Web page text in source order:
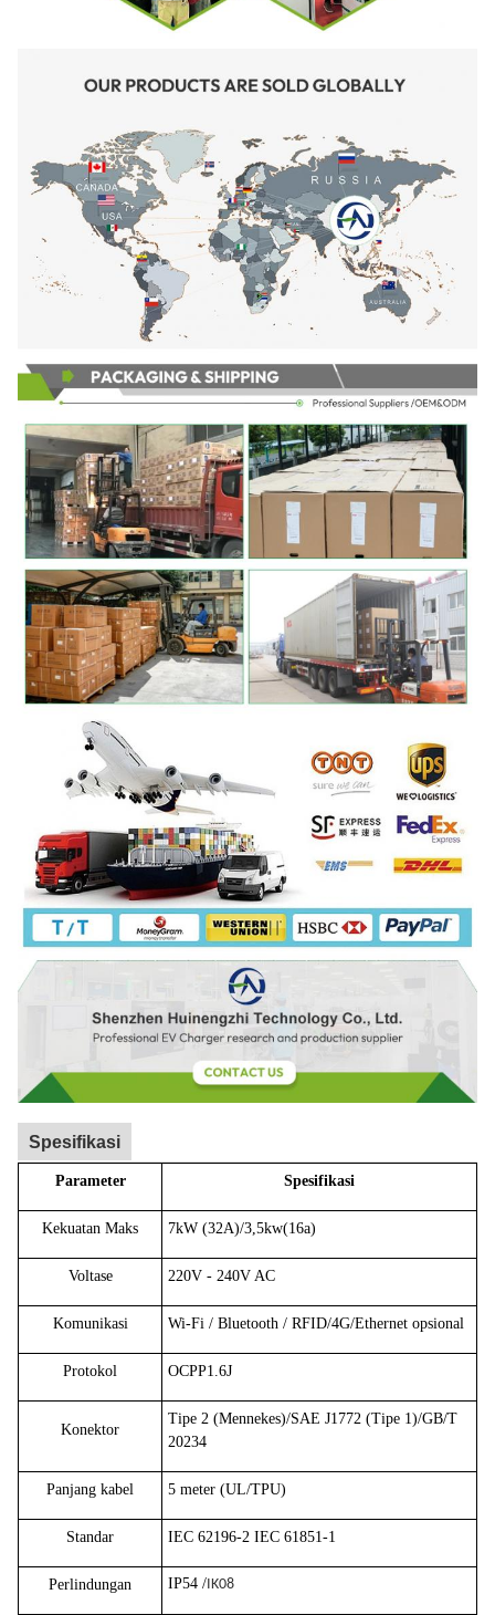
Spesifikasi
Parameter Spesifikasi
Kekuatan Maks 7kW (32A)/3,5kw(16a)
Voltase 220V - 240V AC
Komunikasi Wi-Fi / Bluetooth / RFID/4G/Ethernet opsional
Protokol OCPP1.6J
Konektor
Tipe 2 (Mennekes)/SAE J1772 (Tipe 1)/GB/T
20234
Panjang kabel 5 meter (UL/TPU)
Standar IEC 62196-2 IEC 61851-1
Perlindungan IP54 / IK08